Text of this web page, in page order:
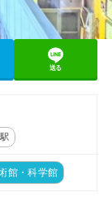
送る
館・科学館